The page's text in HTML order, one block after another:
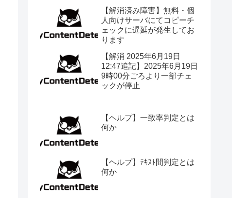
【解消済み障害】無料・個
人向けサーバにてコピーチ
ェックに遅延が発生してお
ります
【解消 2025年6月19日
12:47追記】2025年6月19日
9時00分ごろより一部チェ
ックが停止
【ヘルプ】一致率判定とは
何か
【ヘルプ】ﾃｷｽﾄ間判定とは
何か